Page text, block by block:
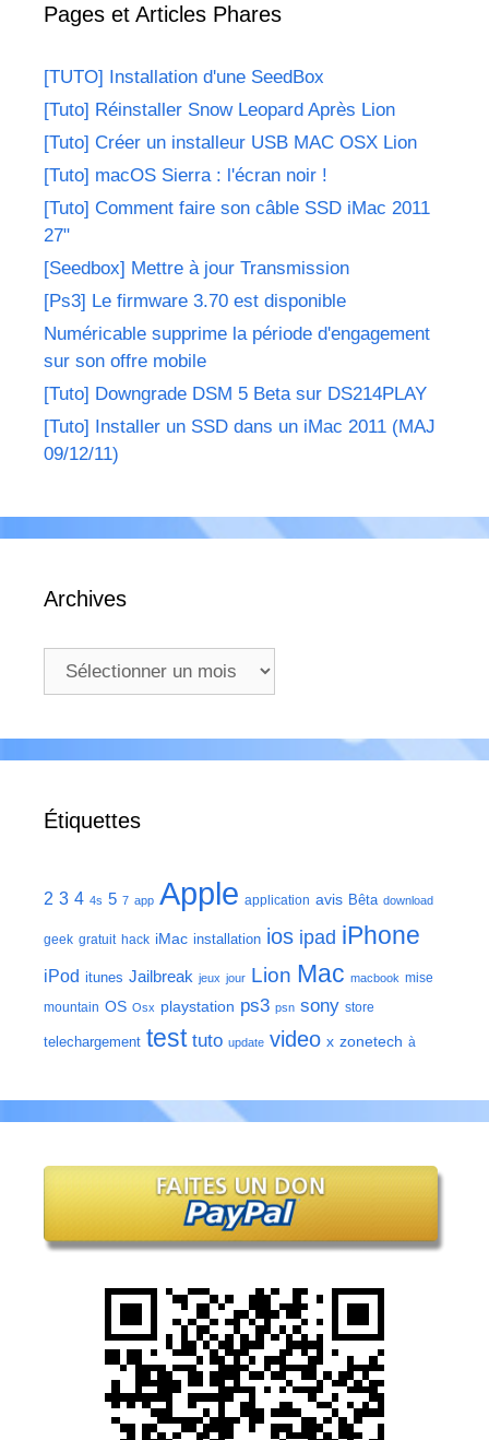
Pages et Articles Phares
[TUTO] Installation d'une SeedBox
[Tuto] Réinstaller Snow Leopard Après Lion
[Tuto] Créer un installeur USB MAC OSX Lion
[Tuto] macOS Sierra : l'écran noir !
[Tuto] Comment faire son câble SSD iMac 2011
27"
[Seedbox] Mettre à jour Transmission
[Ps3] Le firmware 3.70 est disponible
Numéricable supprime la période d'engagement
sur son offre mobile
[Tuto] Downgrade DSM 5 Beta sur DS214PLAY
[Tuto] Installer un SSD dans un iMac 2011 (MAJ
09/12/11)
Archives
Archives
Étiquettes
2 3 4 4s 5 7 app Apple application avis Bêta download
geek gratuit hack iMac installation ios ipad iPhone
iPod itunes Jailbreak jeux jour Lion Mac macbook mise
mountain OS Osx playstation ps3 psn sony store
telechargement test tuto update video x zonetech à